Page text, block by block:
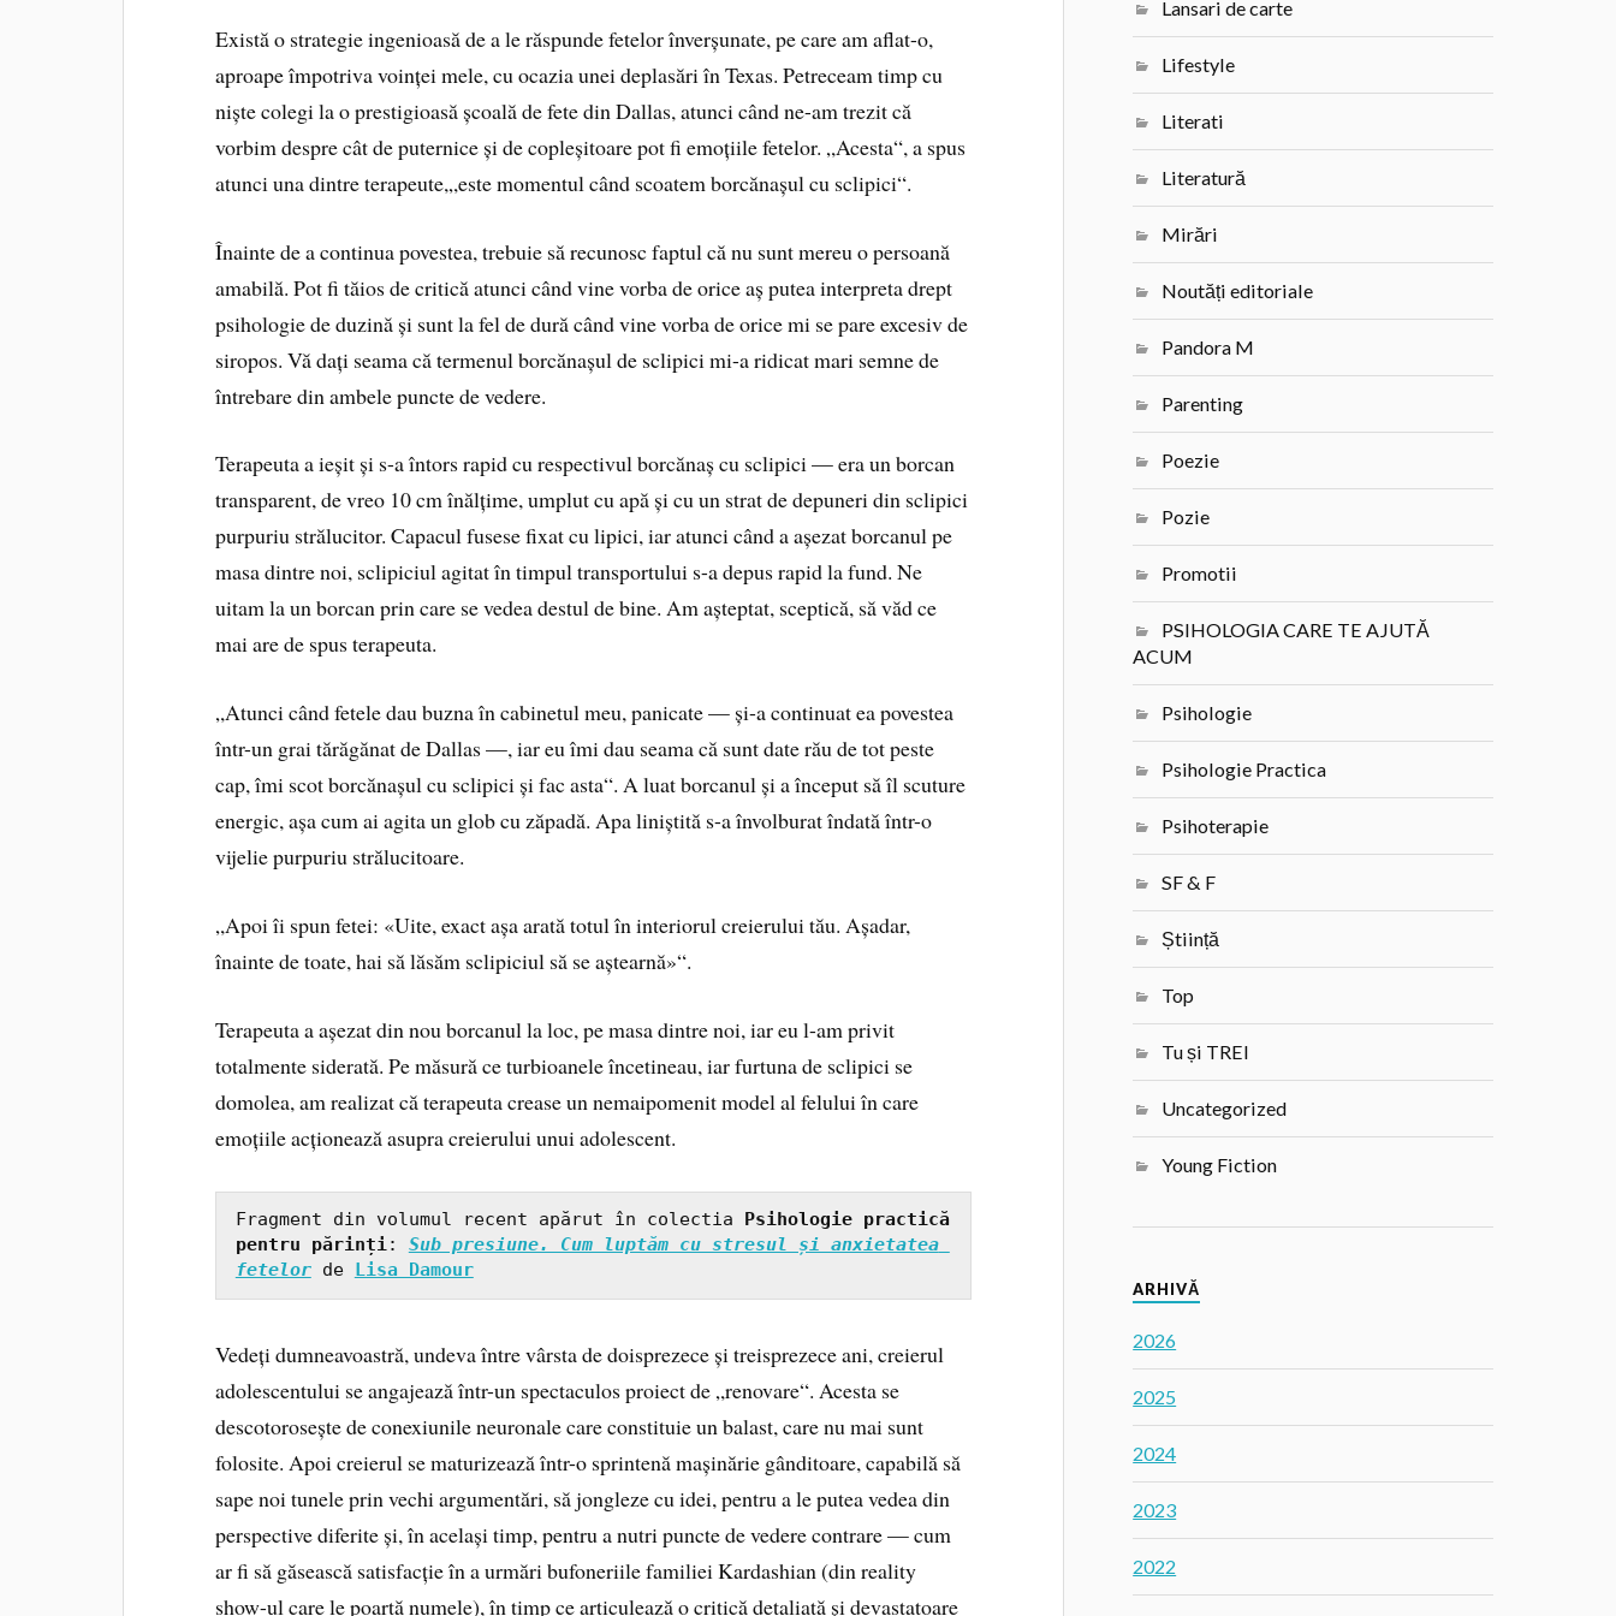
Există o strategie ingenioasă de a le răspunde fetelor înverșunate, pe care am aflat-o,
aproape împotriva voinței mele, cu ocazia unei deplasări în Texas. Petreceam timp cu
niște colegi la o prestigioasă școală de fete din Dallas, atunci când ne-am trezit că
vorbim despre cât de puternice și de copleșitoare pot fi emoțiile fetelor. „Acesta“, a spus
atunci una dintre terapeute,„este momentul când scoatem borcănașul cu sclipici“.
Înainte de a continua povestea, trebuie să recunosc faptul că nu sunt mereu o persoană
amabilă. Pot fi tăios de critică atunci când vine vorba de orice aș putea interpreta drept
psihologie de duzină și sunt la fel de dură când vine vorba de orice mi se pare excesiv de
siropos. Vă dați seama că termenul borcănașul de sclipici mi-a ridicat mari semne de
întrebare din ambele puncte de vedere.
Terapeuta a ieșit și s-a întors rapid cu respectivul borcănaș cu sclipici — era un borcan
transparent, de vreo 10 cm înălțime, umplut cu apă și cu un strat de depuneri din sclipici
purpuriu strălucitor. Capacul fusese fixat cu lipici, iar atunci când a așezat borcanul pe
masa dintre noi, sclipiciul agitat în timpul transportului s-a depus rapid la fund. Ne
uitam la un borcan prin care se vedea destul de bine. Am așteptat, sceptică, să văd ce
mai are de spus terapeuta.
„Atunci când fetele dau buzna în cabinetul meu, panicate — și-a continuat ea povestea
într-un grai tărăgănat de Dallas —, iar eu îmi dau seama că sunt date rău de tot peste
cap, îmi scot borcănașul cu sclipici și fac asta“. A luat borcanul și a început să îl scuture
energic, așa cum ai agita un glob cu zăpadă. Apa liniștită s-a învolburat îndată într-o
vijelie purpuriu strălucitoare.
„Apoi îi spun fetei: «Uite, exact așa arată totul în interiorul creierului tău. Așadar,
înainte de toate, hai să lăsăm sclipiciul să se aștearnă»“.
Terapeuta a așezat din nou borcanul la loc, pe masa dintre noi, iar eu l-am privit
totalmente siderată. Pe măsură ce turbioanele încetineau, iar furtuna de sclipici se
domolea, am realizat că terapeuta crease un nemaipomenit model al felului în care
emoțiile acționează asupra creierului unui adolescent.
Fragment din volumul recent apărut în colectia
Psihologie practică
pentru părinți:
Sub presiune. Cum luptăm cu stresul și anxietatea
fetelor de Lisa Damour
Vedeți dumneavoastră, undeva între vârsta de doisprezece și treisprezece ani, creierul
adolescentului se angajează într-un spectaculos proiect de „renovare“. Acesta se
descotorosește de conexiunile neuronale care constituie un balast, care nu mai sunt
folosite. Apoi creierul se maturizează într-o sprintenă mașinărie gânditoare, capabilă să
sape noi tunele prin vechi argumentări, să jongleze cu idei, pentru a le putea vedea din
perspective diferite și, în același timp, pentru a nutri puncte de vedere contrare — cum
ar fi să găsească satisfacție în a urmări bufoneriile familiei Kardashian (din reality
show-ul care le poartă numele), în timp ce articulează o critică detaliată și devastatoare
Lansari de carte
Lifestyle
Literati
Literatură
Mirări
Noutăți editoriale
Pandora M
Parenting
Poezie
Pozie
Promotii
PSIHOLOGIA CARE TE AJUTĂ
ACUM
Psihologie
Psihologie Practica
Psihoterapie
SF & F
Știință
Top
Tu și TREI
Uncategorized
Young Fiction
ARHIVĂ
2026
2025
2024
2023
2022